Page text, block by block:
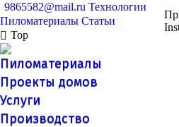
9865582@mail.ru Технологии
Пиломатериалы Статьи
Top
Пиломатериалы
Проекты домов
Услуги
Производство